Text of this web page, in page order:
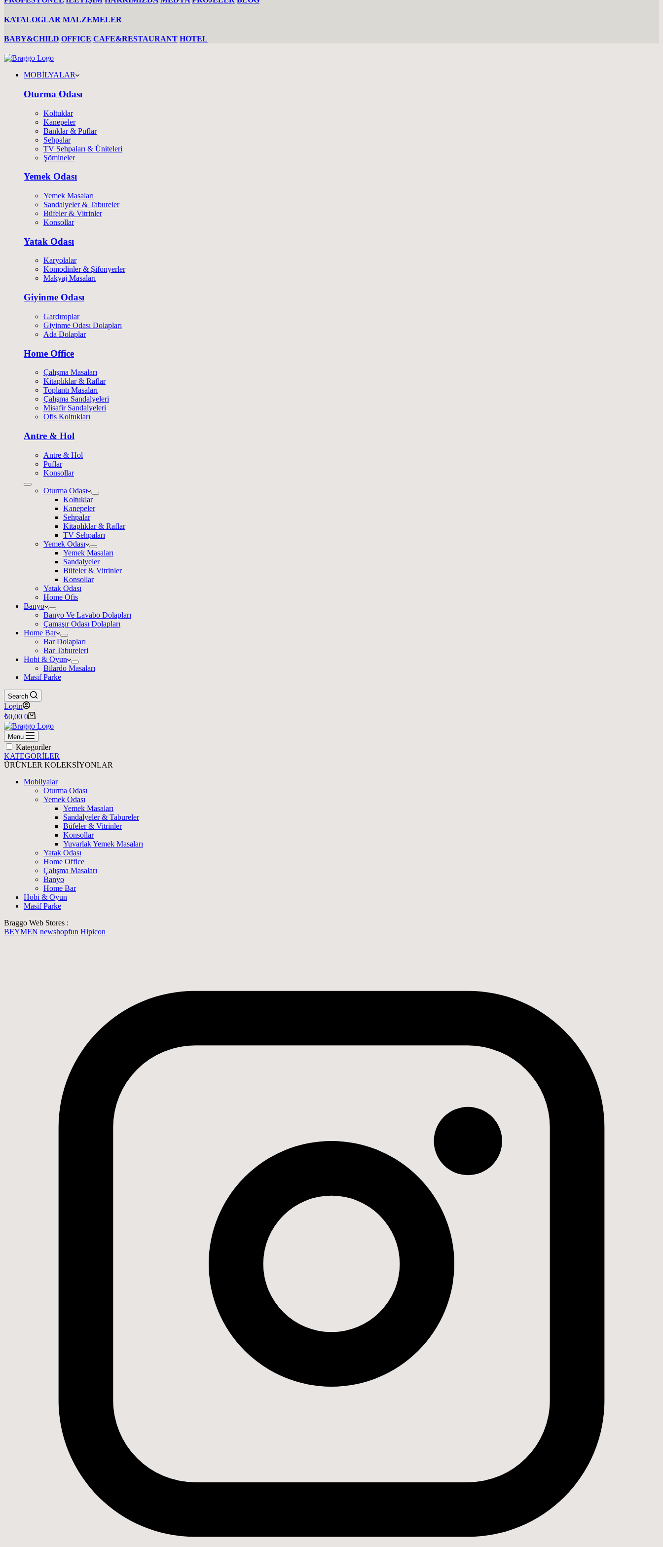
KATALOGLAR MALZEMELER
BABY&CHILD OFFICE CAFE&RESTAURANT HOTEL
MOBİLYALAR
Oturma Odası
Koltuklar
Kanepeler
Banklar & Puflar
Sehpalar
TV Sehpaları & Üniteleri
Şömineler
Yemek Odası
Yemek Masaları
Sandalyeler & Tabureler
Büfeler & Vitrinler
Konsollar
Yatak Odası
Karyolalar
Komodinler & Şifonyerler
Makyaj Masaları
Giyinme Odası
Gardıroplar
Giyinme Odası Dolapları
Ada Dolaplar
Home Office
Çalışma Masaları
Kitaplıklar & Raflar
Toplantı Masaları
Çalışma Sandalyeleri
Misafir Sandalyeleri
Ofis Koltukları
Antre & Hol
Antre & Hol
Puflar
Konsollar
Oturma Odası
Koltuklar
Kanepeler
Sehpalar
Kitaplıklar & Raflar
TV Sehpaları
Yemek Odası
Yemek Masaları
Sandalyeler
Büfeler & Vitrinler
Konsollar
Yatak Odası
Home Ofis
Banyo
Banyo Ve Lavabo Dolapları
Çamaşır Odası Dolapları
Home Bar
Bar Dolapları
Bar Tabureleri
Hobi & Oyun
Bilardo Masaları
Masif Parke
Search
Login
Shopping
cart
₺0,00 0
Menu
Kategoriler
KATEGORİLER
ÜRÜNLER KOLEKSİYONLAR
Mobilyalar
Oturma Odası
Yemek Odası
Yemek Masaları
Sandalyeler & Tabureler
Büfeler & Vitrinler
Konsollar
Yuvarlak Yemek Masaları
Yatak Odası
Home Office
Çalışma Masaları
Banyo
Home Bar
Hobi & Oyun
Masif Parke
Braggo Web Stores :
BEYMEN newshopfun Hipicon